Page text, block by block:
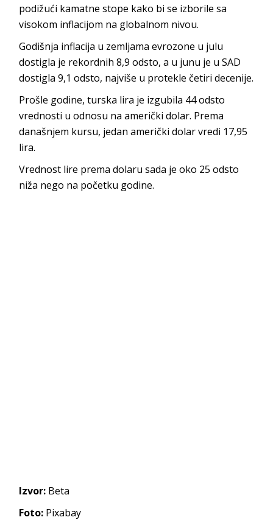
podižući kamatne stope kako bi se izborile sa
visokom inflacijom na globalnom nivou.
Godišnja inflacija u zemljama evrozone u julu
dostigla je rekordnih 8,9 odsto, a u junu je u SAD
dostigla 9,1 odsto, najviše u protekle četiri decenije.
Prošle godine, turska lira je izgubila 44 odsto
vrednosti u odnosu na američki dolar. Prema
današnjem kursu, jedan američki dolar vredi 17,95
lira.
Vrednost lire prema dolaru sada je oko 25 odsto
niža nego na početku godine.
Izvor: Beta
Foto: Pixabay